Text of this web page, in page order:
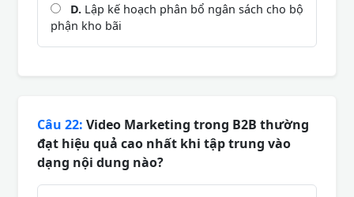
D. Lập kế hoạch phân bổ ngân sách cho bộ
phận kho bãi
Câu 22: Video Marketing trong B2B thường
đạt hiệu quả cao nhất khi tập trung vào
dạng nội dung nào?